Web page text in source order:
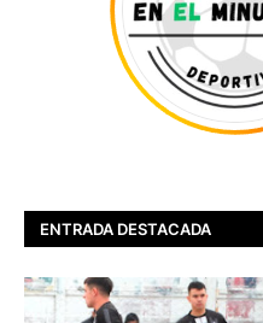
ENTRADA DESTACADA